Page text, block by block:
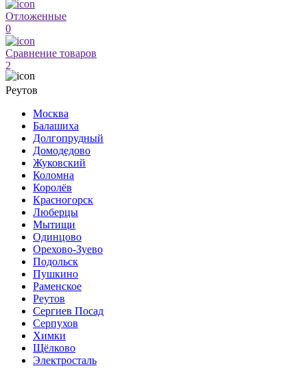
Отложенные
0
Сравнение товаров
2
Реутов
Москва
Балашиха
Долгопрудный
Домодедово
Жуковский
Коломна
Королёв
Красногорск
Люберцы
Мытищи
Одинцово
Орехово-Зуево
Подольск
Пушкино
Раменское
Реутов
Сергиев Посад
Серпухов
Химки
Щёлково
Электросталь